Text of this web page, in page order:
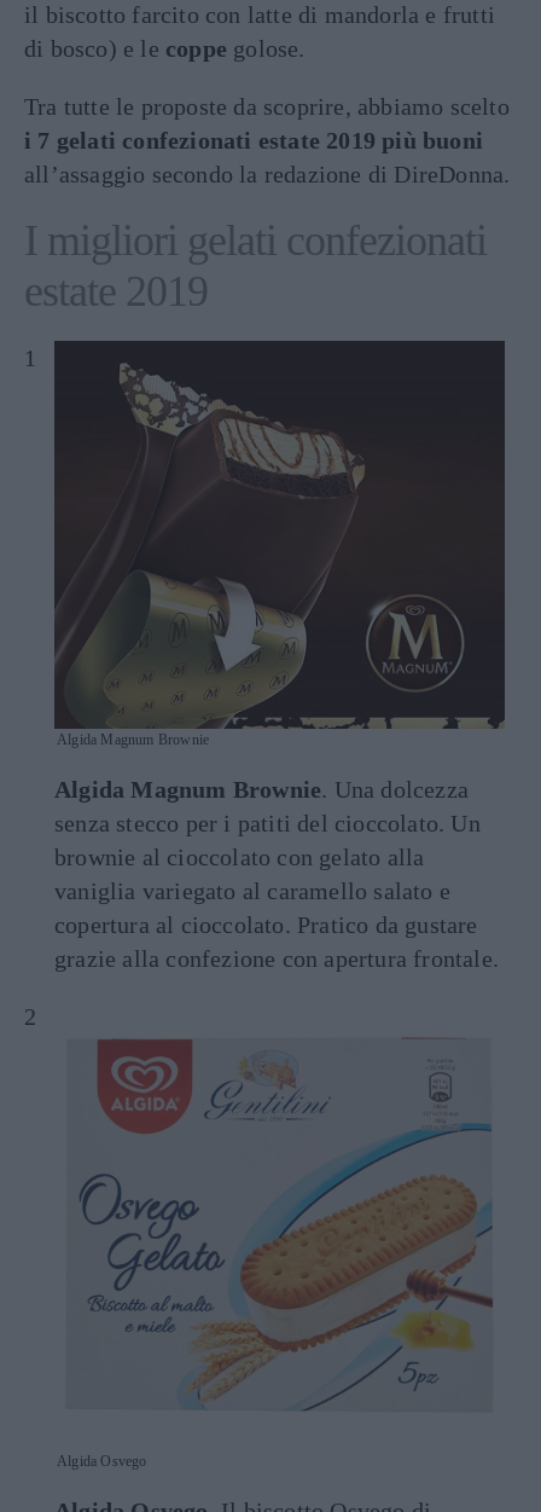
il biscotto farcito con latte di mandorla e frutti
di bosco) e le coppe golose.
Tra tutte le proposte da scoprire, abbiamo scelto
i 7 gelati confezionati estate 2019 più buoni
all’assaggio secondo la redazione di DireDonna.
I migliori gelati confezionati
estate 2019
Algida Magnum Brownie
Algida Magnum Brownie. Una dolcezza
senza stecco per i patiti del cioccolato. Un
brownie al cioccolato con gelato alla
vaniglia variegato al caramello salato e
copertura al cioccolato. Pratico da gustare
grazie alla confezione con apertura frontale.
Algida Osvego